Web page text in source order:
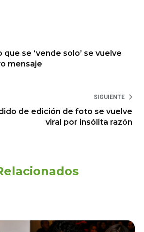
se ‘vende solo’ se vuelve
mensaje
SIGUIENTE
de edición de foto se vuelve
viral por insólita razón